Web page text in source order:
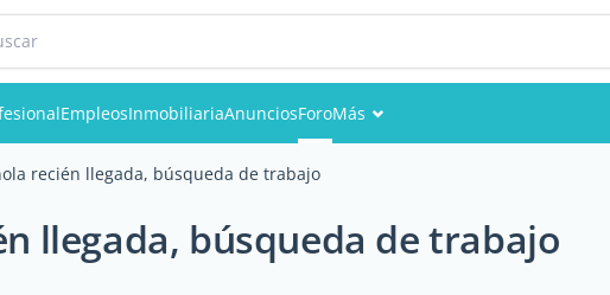
EmpleosInmobiliariaAnunciosForoMás
Miembros
recién llegada, búsqueda de trabajo
llegada, búsqueda de trabajo